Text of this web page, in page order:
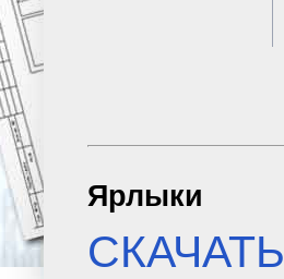
Ярлыки
СКАЧАТЬ